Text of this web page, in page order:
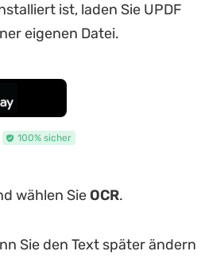
ist, laden Sie UPDF
eigenen Datei.
100% sicher
wählen Sie OCR.
Sie den Text später ändern